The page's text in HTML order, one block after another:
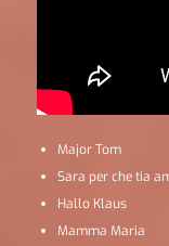
Major Tom
Sara per che tia
Hallo Klaus
Mamma Maria